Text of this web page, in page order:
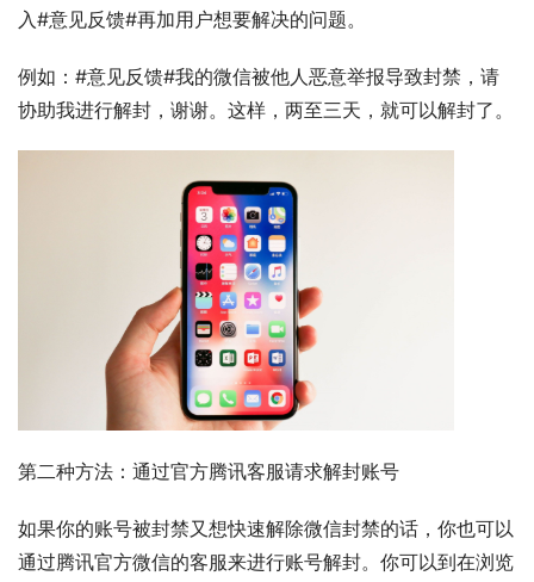
入#意见反馈#再加用户想要解决的问题。
例如：#意见反馈#我的微信被他人恶意举报导致封禁，请
协助我进行解封，谢谢。这样，两至三天，就可以解封了。
第二种方法：通过官方腾讯客服请求解封账号
如果你的账号被封禁又想快速解除微信封禁的话，你也可以
通过腾讯官方微信的客服来进行账号解封。你可以到在浏览